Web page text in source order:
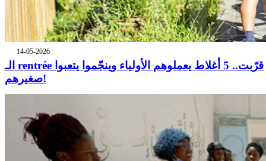
14-05-2026
الـ rentrée قرّبت.. 5 أغلاط يعملوهم الأولياء وينجّموا يتعبوا
صغيرهم!